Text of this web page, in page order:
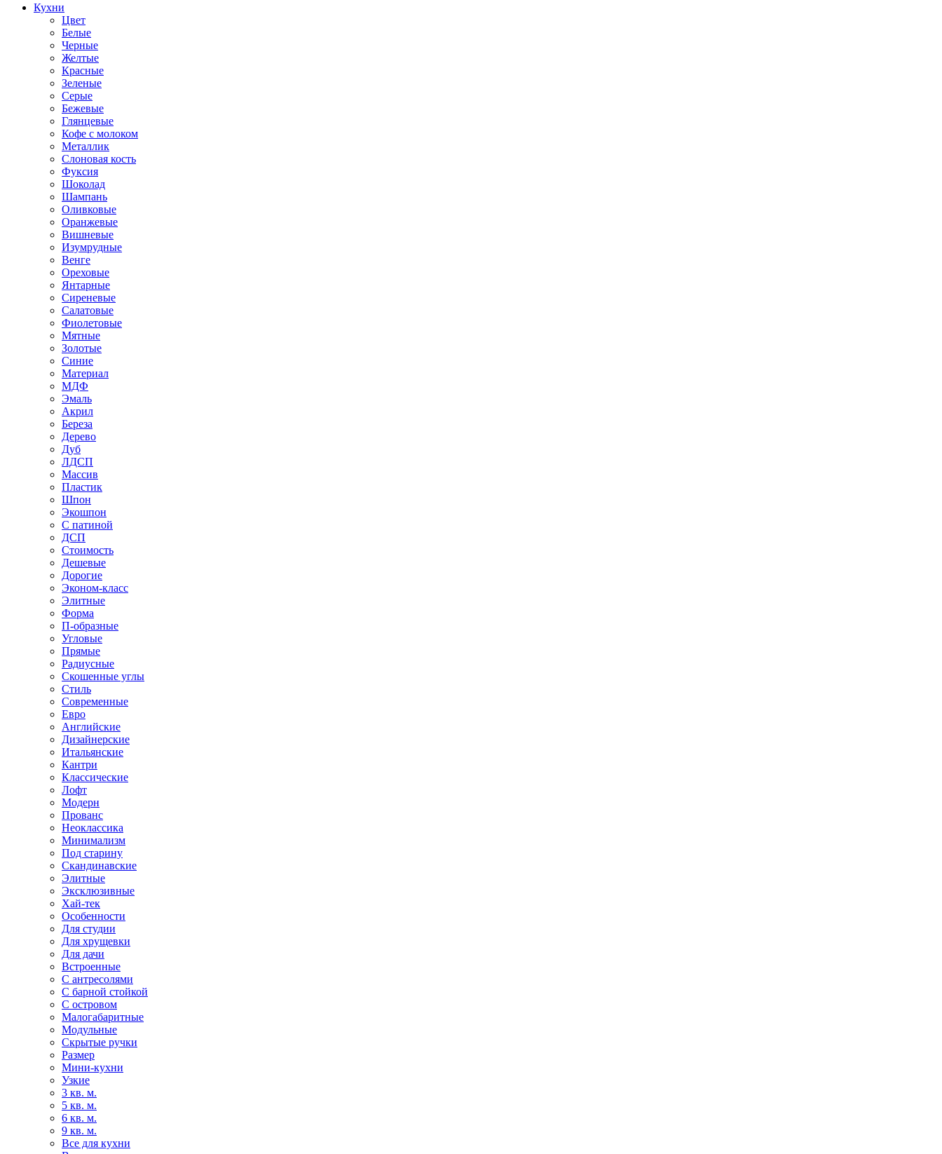
Кухни
Цвет
Белые
Черные
Желтые
Красные
Зеленые
Серые
Бежевые
Глянцевые
Кофе с молоком
Металлик
Слоновая кость
Фуксия
Шоколад
Шампань
Оливковые
Оранжевые
Вишневые
Изумрудные
Венге
Ореховые
Янтарные
Сиреневые
Салатовые
Фиолетовые
Мятные
Золотые
Синие
Материал
МДФ
Эмаль
Акрил
Береза
Дерево
Дуб
ЛДСП
Массив
Пластик
Шпон
Экошпон
С патиной
ДСП
Стоимость
Дешевые
Дорогие
Эконом-класс
Элитные
Форма
П-образные
Угловые
Прямые
Радиусные
Скошенные углы
Стиль
Современные
Евро
Английские
Дизайнерские
Итальянские
Кантри
Классические
Лофт
Модерн
Прованс
Неоклассика
Минимализм
Под старину
Скандинавские
Элитные
Эксклюзивные
Хай-тек
Особенности
Для студии
Для хрущевки
Для дачи
Встроенные
С антресолями
С барной стойкой
С островом
Малогабаритные
Модульные
Скрытые ручки
Размер
Мини-кухни
Узкие
3 кв. м.
5 кв. м.
6 кв. м.
9 кв. м.
Все для кухни